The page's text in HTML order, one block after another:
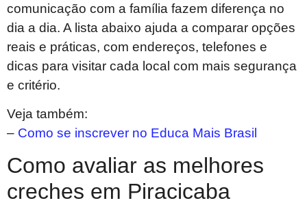
comunicação com a família fazem diferença no
dia a dia. A lista abaixo ajuda a comparar opções
reais e práticas, com endereços, telefones e
dicas para visitar cada local com mais segurança
e critério.
Veja também:
– Como se inscrever no Educa Mais Brasil
Como avaliar as melhores
creches em Piracicaba